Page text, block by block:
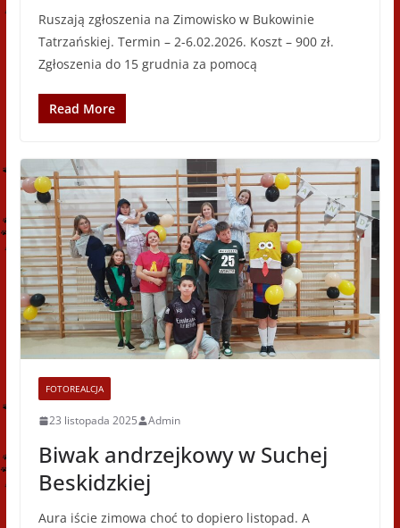
Ruszają zgłoszenia na Zimowisko w Bukowinie
Tatrzańskiej. Termin – 2-6.02.2026. Koszt – 900 zł.
Zgłoszenia do 15 grudnia za pomocą
Read More
FOTOREALCJA
23 listopada 2025 Admin
Biwak andrzejkowy w Suchej
Beskidzkiej
Aura iście zimowa choć to dopiero listopad. A